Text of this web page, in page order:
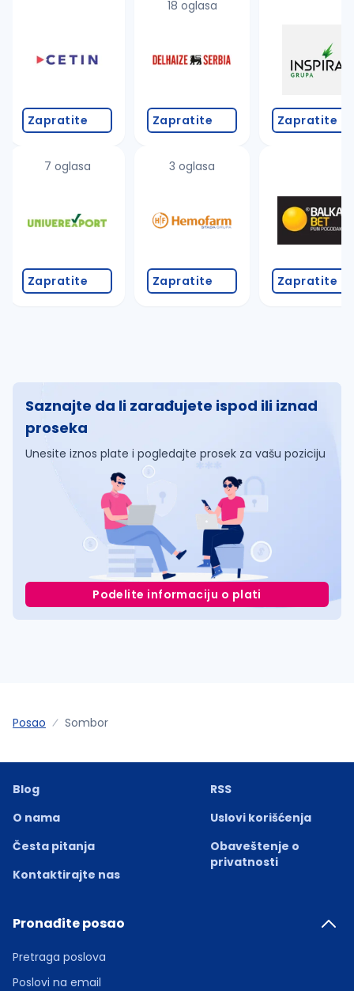
Zapratite
7 oglasa
Zapratite
18 oglasa
Zapratite
3 oglasa
Zapratite
Zapratite
Zapratite
Saznajte da li zarađujete ispod ili iznad
proseka
Unesite iznos plate i pogledajte prosek za vašu poziciju
Podelite informaciju o plati
Posao Sombor
Blog
O nama
Česta pitanja
Kontaktirajte nas
RSS
Uslovi korišćenja
Obaveštenje o
privatnosti
Pronađite posao
Pretraga poslova
Poslovi na email